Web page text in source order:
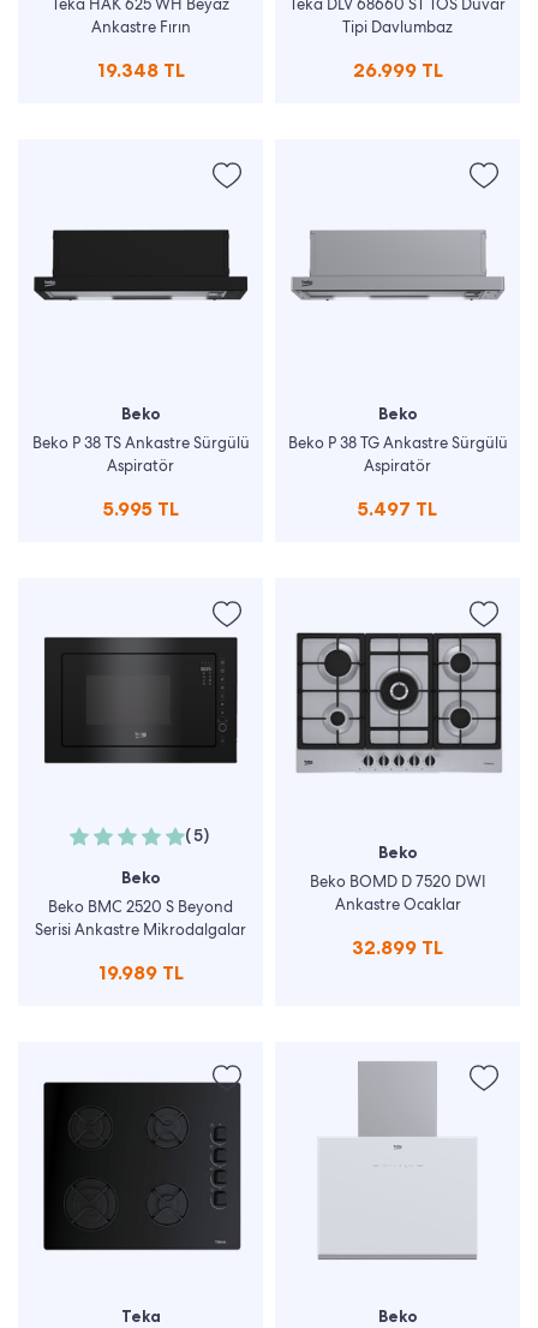
Teka HAK 625 WH Beyaz
Ankastre Fırın
19.348 TL
Teka DLV 68660 ST TOS Duvar
Tipi Davlumbaz
26.999 TL
Beko
Beko P 38 TS Ankastre Sürgülü
Aspiratör
5.995 TL
Beko
Beko P 38 TG Ankastre Sürgülü
Aspiratör
5.497 TL
(5)
Beko
Beko BMC 2520 S Beyond
Serisi Ankastre Mikrodalgalar
19.989 TL
Beko
Beko BOMD D 7520 DWI
Ankastre Ocaklar
32.899 TL
Teka
Beko